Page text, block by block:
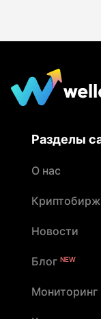
Разделы
О нас
Новости
Блог NEW
Мониторинг